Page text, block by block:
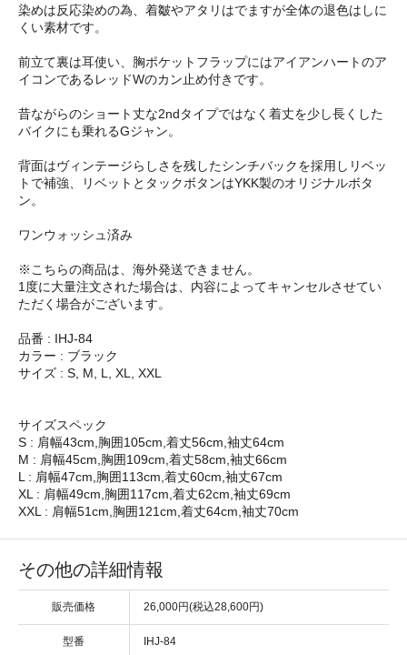
染めは反応染めの為、着皺やアタリはでますが全体の退色はしに
くい素材です。
前立て裏は耳使い、胸ポケットフラップにはアイアンハートのア
イコンであるレッドWのカン止め付きです。
昔ながらのショート丈な2ndタイプではなく着丈を少し長くした
バイクにも乗れるGジャン。
背面はヴィンテージらしさを残したシンチバックを採用しリベッ
トで補強、リベットとタックボタンはYKK製のオリジナルボタ
ン。
ワンウォッシュ済み
※こちらの商品は、海外発送できません。
1度に大量注文された場合は、内容によってキャンセルさせてい
ただく場合がございます。
品番 : IHJ-84
カラー : ブラック
サイズ : S, M, L, XL, XXL
サイズスペック
S : 肩幅43cm,胸囲105cm,着丈56cm,袖丈64cm
M : 肩幅45cm,胸囲109cm,着丈58cm,袖丈66cm
L : 肩幅47cm,胸囲113cm,着丈60cm,袖丈67cm
XL : 肩幅49cm,胸囲117cm,着丈62cm,袖丈69cm
XXL : 肩幅51cm,胸囲121cm,着丈64cm,袖丈70cm
その他の詳細情報
販売価格 26,000円(税込28,600円)
型番 IHJ-84